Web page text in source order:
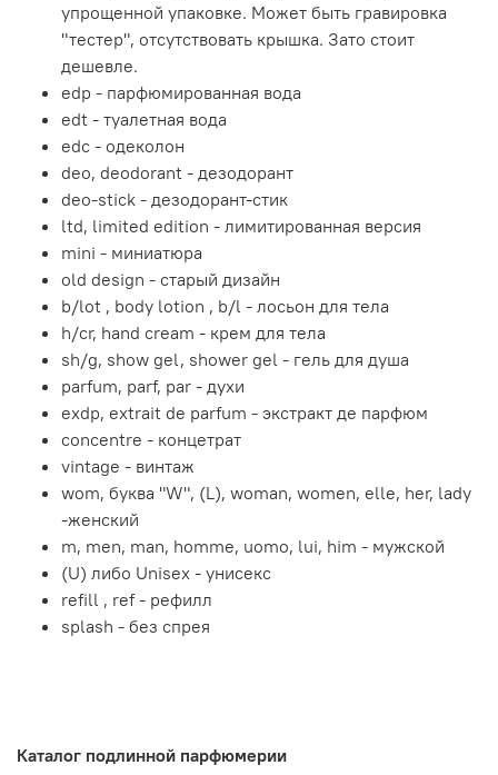
упрощенной упаковке. Может быть гравировка
"тестер", отсутствовать крышка. Зато стоит
дешевле.
edp - парфюмированная вода
edt - туалетная вода
edc - одеколон
deo, deodorant - дезодорант
deo-stick - дезодорант-стик
ltd, limited edition - лимитированная версия
mini - миниатюра
old design - старый дизайн
b/lot , body lotion , b/l - лосьон для тела
h/cr, hand cream - крем для тела
sh/g, show gel, shower gel - гель для душа
parfum, parf, par - духи
exdp, extrait de parfum - экстракт де парфюм
concentre - концетрат
vintage - винтаж
wom, буква "W", (L), woman, women, elle, her, lady
-женский
m, men, man, homme, uomo, lui, him - мужской
(U) либо Unisex - унисекс
refill , ref - рефилл
splash - без спрея
Каталог подлинной парфюмерии